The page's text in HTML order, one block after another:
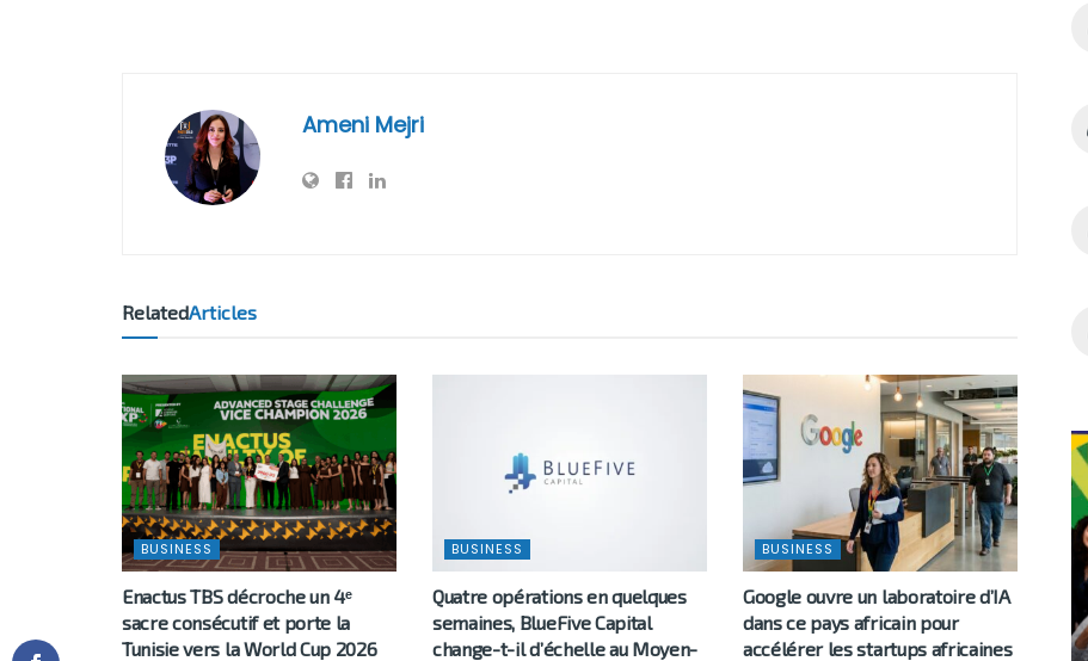
Ameni Mejri
RelatedArticles
BUSINESS
Enactus TBS décroche un 4ᵉ
sacre consécutif et porte la
Tunisie vers la World Cup 2026
BUSINESS
Quatre opérations en quelques
semaines, BlueFive Capital
change-t-il d’échelle au Moyen-
BUSINESS
Google ouvre un laboratoire d’IA
dans ce pays africain pour
accélérer les startups africaines